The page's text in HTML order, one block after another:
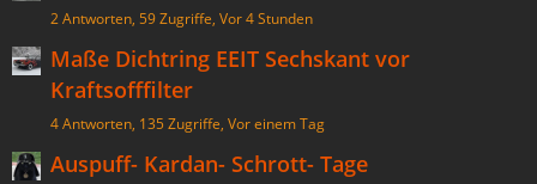
2 Antworten, 59 Zugriffe, Vor 4 Stunden
Maße Dichtring EEIT Sechskant vor
Kraftsofffilter
4 Antworten, 135 Zugriffe, Vor einem Tag
Auspuff- Kardan- Schrott- Tage